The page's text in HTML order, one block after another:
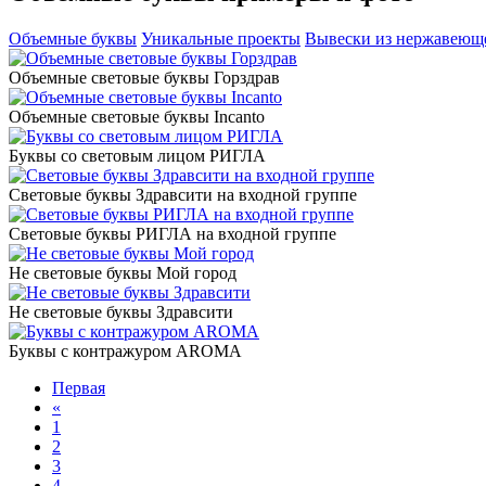
Объемные буквы Уникальные проекты Вывески из
Объемные световые буквы Горздрав
Объемные световые буквы Incanto
Буквы со световым лицом РИГЛА
Световые буквы Здравсити на входной группе
Световые буквы РИГЛА на входной группе
Не световые буквы Мой город
Не световые буквы Здравсити
Буквы с контражуром AROMA
Первая
«
1
2
3